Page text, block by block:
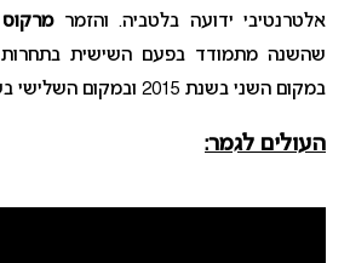
אלטרנטיבי ידועה בלטביה. והזמר
במקום השני בשנת 2015 ובמקום השלישי בשנת 2016).
העולים לגמר: